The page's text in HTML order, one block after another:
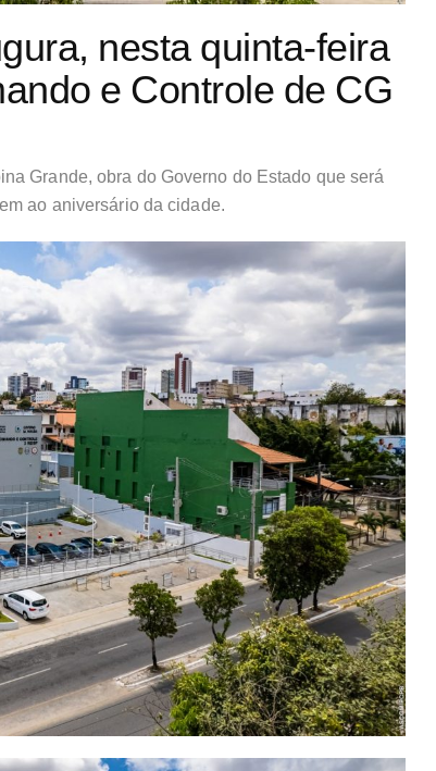
nesta quinta-feira
e Controle de CG
Grande, obra do Governo do Estado que será
ao aniversário da cidade.